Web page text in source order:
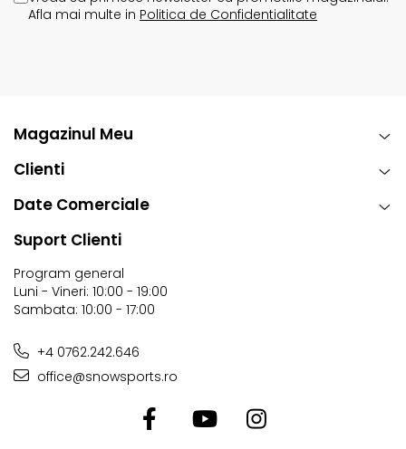
Afla mai multe in Politica de Confidentialitate
Magazinul Meu
Clienti
Date Comerciale
Suport Clienti
Program general
Luni - Vineri: 10:00 - 19:00
Sambata: 10:00 - 17:00
+4 0762.242.646
office@snowsports.ro